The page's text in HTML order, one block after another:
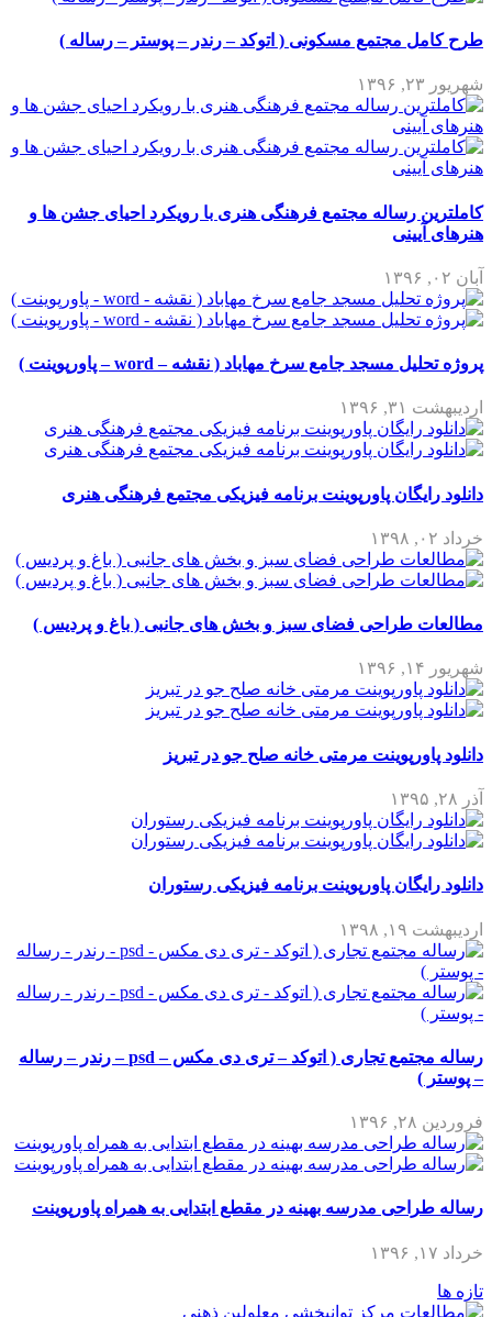
طرح کامل مجتمع مسکونی ( اتوکد – رندر – پوستر – رساله )
شهریور ۲۳, ۱۳۹۶
کاملترین رساله مجتمع فرهنگی هنری با رویکرد احیای جشن ها و
هنرهای آیینی
آبان ۰۲, ۱۳۹۶
پروژه تحلیل مسجد جامع سرخ مهاباد ( نقشه – word – پاورپوینت )
اردیبهشت ۳۱, ۱۳۹۶
دانلود رایگان پاورپوینت برنامه فیزیکی مجتمع فرهنگی هنری
خرداد ۰۲, ۱۳۹۸
مطالعات طراحی فضای سبز و بخش های جانبی ( باغ و پردیس )
شهریور ۱۴, ۱۳۹۶
دانلود پاورپوینت مرمتی خانه صلح جو در تبریز
آذر ۲۸, ۱۳۹۵
دانلود رایگان پاورپوینت برنامه فیزیکی رستوران
اردیبهشت ۱۹, ۱۳۹۸
رساله مجتمع تجاری ( اتوکد – تری دی مکس – psd – رندر – رساله
– پوستر )
فروردین ۲۸, ۱۳۹۶
رساله طراحی مدرسه بهینه در مقطع ابتدایی به همراه پاورپوینت
خرداد ۱۷, ۱۳۹۶
تازه ها